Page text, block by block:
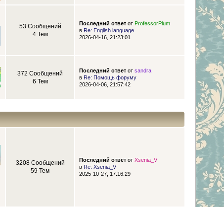
53 Сообщений
4 Тем
Последний ответот ProfessorPlum
в Re: English language
2026-04-16, 21:23:01
372 Сообщений
6 Тем
Последний ответот sandra
в Re: Помощь форуму
2026-04-06, 21:57:42
3208 Сообщений
59 Тем
Последний ответот Xsenia_V
в Re: Xsenia_V
2025-10-27, 17:16:29